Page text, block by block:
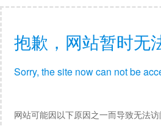
抱歉，网站暂时无
Sorry, the site now can not be
网站可能因以下原因之一而导致无法访